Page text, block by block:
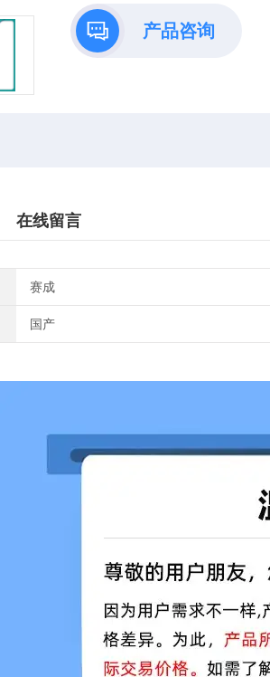
产品咨询
在线留言
赛成
国产